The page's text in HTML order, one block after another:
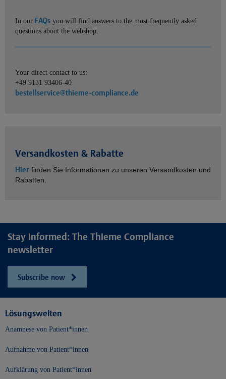
In our FAQs you will find answers to the most frequently asked
questions about the webshop.
Your direct contact to us:
+49 9131 93406-40
bestellservice@thieme-compliance.de
Versandkosten & Rabatte
Hier finden Sie Informationen zu unseren Versandkosten und
Rabatten.
Stay informed: The Thieme Compliance
newsletter
Subscribe now
Lösungswelten
Anamnese von Patient*innen
Aufnahme von Patient*innen
Aufklärung von Patient*innen